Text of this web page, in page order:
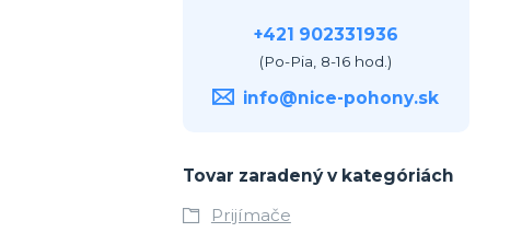
+421 902331936
(Po-Pia, 8-16 hod.)
info@nice-pohony.sk
Tovar zaradený v kategóriách
Prijímače